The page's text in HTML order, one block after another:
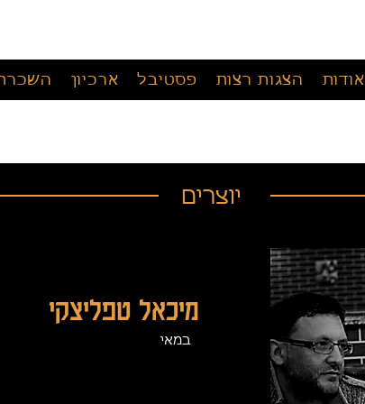
אודות הצגות רצות פסטיבל ארכיון
יוצרים
מיכאל טפליצקי
במאי